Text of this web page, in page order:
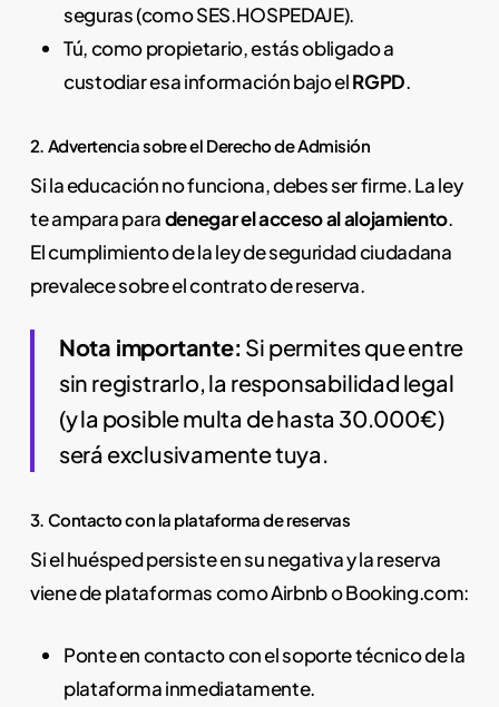
seguras (como SES.HOSPEDAJE).
Tú, como propietario, estás obligado a
custodiar esa información bajo elRGPD.
2. Advertencia sobre el Derecho de Admisión
Si la educación no funciona, debes ser firme. La ley
te ampara paradenegar el acceso al alojamiento.
El cumplimiento de la ley de seguridad ciudadana
prevalece sobre el contrato de reserva.
Nota importante: Si permites que entre
sin registrarlo, la responsabilidad legal
(y la posible multa de hasta 30.000€)
será exclusivamente tuya.
3. Contacto con la plataforma de reservas
Si el huésped persiste en su negativa y la reserva
viene de plataformas como Airbnb o Booking.com:
Ponte en contacto con el soporte técnico de la
plataforma inmediatamente.